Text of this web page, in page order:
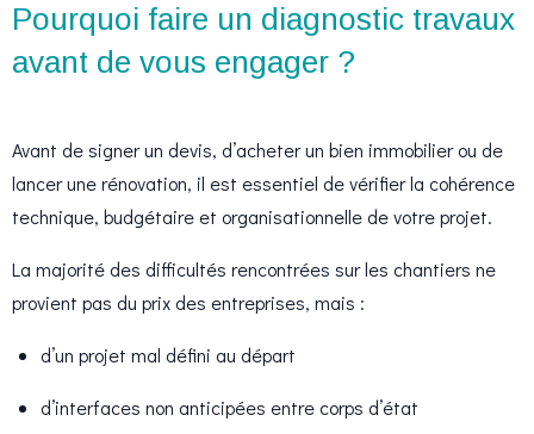
Pourquoi faire un diagnostic travaux
avant de vous engager ?
Avant de signer un devis, d’acheter un bien immobilier ou de
lancer une rénovation, il est essentiel de vérifier la cohérence
technique, budgétaire et organisationnelle de votre projet.
La majorité des difficultés rencontrées sur les chantiers ne
provient pas du prix des entreprises, mais :
d’un projet mal défini au départ
d’interfaces non anticipées entre corps d’état